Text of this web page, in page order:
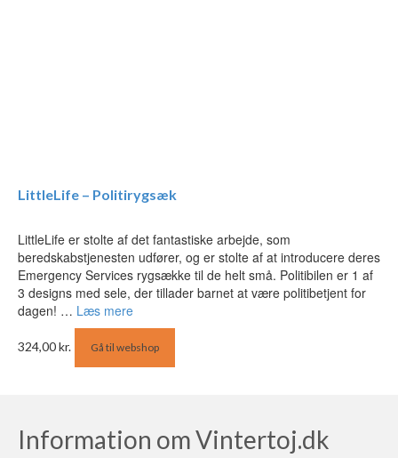
LittleLife – Politirygsæk
LittleLife er stolte af det fantastiske arbejde, som
beredskabstjenesten udfører, og er stolte af at introducere deres
Emergency Services rygsække til de helt små. Politibilen er 1 af
3 designs med sele, der tillader barnet at være politibetjent for
dagen! … Læs mere
324,00kr. Gå til webshop
Information om Vintertoj.dk